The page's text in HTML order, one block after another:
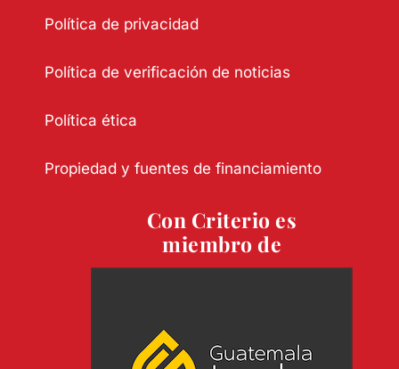
Política de privacidad
Política de verificación de noticias
Política ética
Propiedad y fuentes de financiamiento
Con Criterio es
miembro de